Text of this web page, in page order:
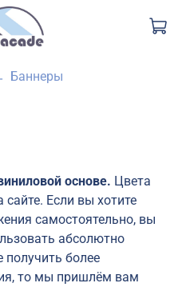
Баннеры
основе. Цвета
Если вы хотите
самостоятельно, вы
абсолютно
получить более
то мы пришлём вам